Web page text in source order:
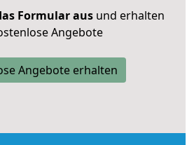
Formular ausund erhalten
Angebote
Angebote erhalten